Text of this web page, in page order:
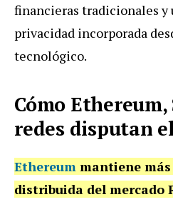
financieras tradicionales y
privacidad incorporada
tecnológico.
Cómo
redes disputan
Ethereum mantiene
distribuida del mercado